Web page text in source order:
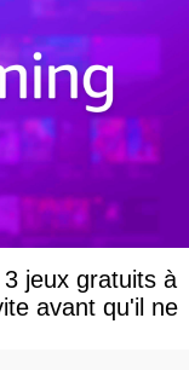
jeux gratuits à
avant qu'il ne